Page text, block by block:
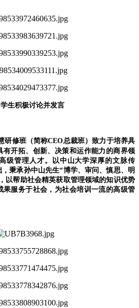
学生积极讨论并发言
研修班（简称CEO总裁班）致力于培养具
有开拓、创新、决策和运作能力的商界领
级管理人才。以中山大学深厚的文脉传
秉承孙中山先生“博学、审问、慎思、明
以帮助社会精英获取管理领域的知识优势
果服务于社会，为社会培训一流的高级管